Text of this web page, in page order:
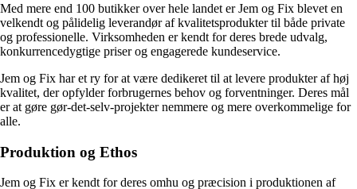
Med mere end 100 butikker over hele landet er Jem og Fix blevet en
velkendt og pålidelig leverandør af kvalitetsprodukter til både private
og professionelle. Virksomheden er kendt for deres brede udvalg,
konkurrencedygtige priser og engagerede kundeservice.
Jem og Fix har et ry for at være dedikeret til at levere produkter af høj
kvalitet, der opfylder forbrugernes behov og forventninger. Deres mål
er at gøre gør-det-selv-projekter nemmere og mere overkommelige for
alle.
Produktion og Ethos
Jem og Fix er kendt for deres omhu og præcision i produktionen af